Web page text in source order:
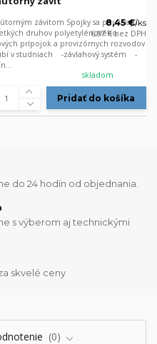
závitom Spojky sa používajú
druhov polyetylénového
prípojok a provizórnych rozvodov
v studniach -závlahový systém -
8,45 €/ks
6,87 €bez DPH
skladom
Pridať do košíka
do 24 hodín od objednania.
s výberom aj technickými
skvelé ceny
0